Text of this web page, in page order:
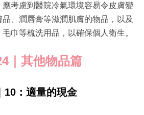
考慮到醫院冷氣環境容易令皮膚變
、潤唇膏等滋潤肌膚的物品，以及
巾等梳洗用品，以確保個人衛生。
｜其他物品篇
10：適量的現金